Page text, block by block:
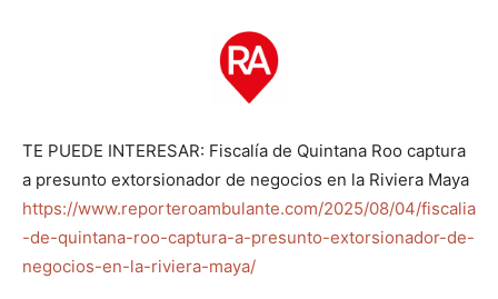
TE PUEDE INTERESAR: Fiscalía de Quintana Roo captura
a presunto extorsionador de negocios en la Riviera Maya
https://www.reporteroambulante.com/2025/08/04/fiscalia
-de-quintana-roo-captura-a-presunto-extorsionador-de-
negocios-en-la-riviera-maya/